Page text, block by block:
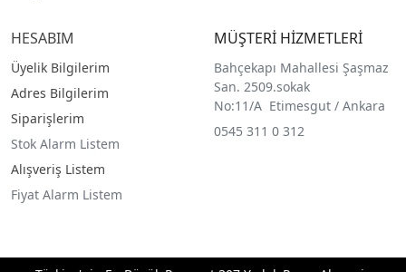
HESABIM
Üyelik Bilgilerim
Adres Bilgilerim
Siparişlerim
Stok Alarm Listem
Alışveriş Listem
Fiyat Alarm Listem
MÜŞTERİ HİZMETLERİ
Bahçekapı Mahallesi Şaşmaz
San. 2509.sokak
No:11/A Etimesgut / Ankara
0545 311 0 312